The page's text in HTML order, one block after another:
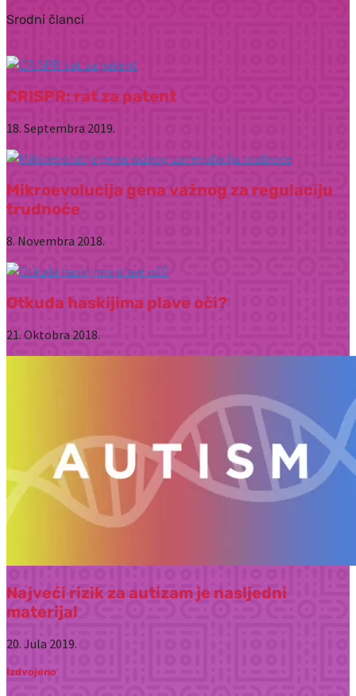
Srodni članci
CRISPR: rat za patent
18. Septembra 2019.
Mikroevolucija gena važnog za regulaciju
trudnoće
8. Novembra 2018.
Otkuda haskijima plave oči?
21. Oktobra 2018.
Najveći rizik za autizam je nasljedni
materijal
20. Jula 2019.
Izdvojeno